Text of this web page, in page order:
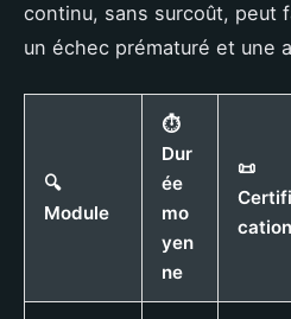
continu, sans surcoût, peut
un échec prématuré et une
🔍
Module
⏱️
Dur
ée
mo
yen
ne
📜
Certifi
cation